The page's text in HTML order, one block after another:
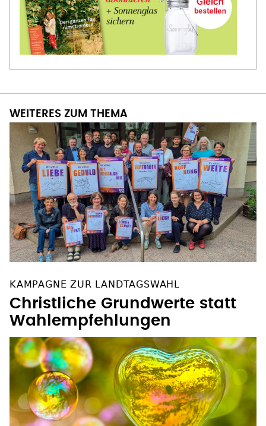
WEITERES ZUM THEMA
KAMPAGNE ZUR LANDTAGSWAHL
Christliche Grundwerte statt
Wahlempfehlungen